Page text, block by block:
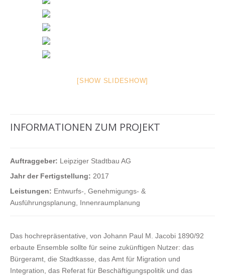
[SHOW SLIDESHOW]
INFORMATIONEN ZUM PROJEKT
Auftraggeber: Leipziger Stadtbau AG
Jahr der Fertigstellung: 2017
Leistungen: Entwurfs-, Genehmigungs- &
Ausführungsplanung, Innenraumplanung
Das hochrepräsentative, von Johann Paul M. Jacobi 1890/92
erbaute Ensemble sollte für seine zukünftigen Nutzer: das
Bürgeramt, die Stadtkasse, das Amt für Migration und
Integration, das Referat für Beschäftigungspolitik und das